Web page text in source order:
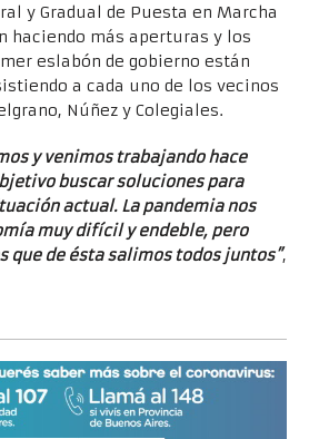
y Gradual de Puesta en Marcha
haciendo más aperturas y los
eslabón de gobierno están
a cada uno de los vecinos
Núñez y Colegiales.
y venimos trabajando hace
buscar soluciones para
actual. La pandemia nos
muy difícil y endeble, pero
que de ésta salimos todos juntos”,